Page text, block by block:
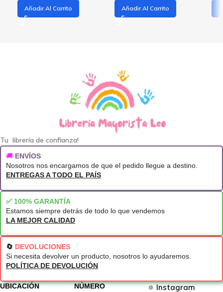
Añadir Al Carrito Añadir Al Carrito
Tu librería de confianza!
🚚 ENVÍOS
Nosotros nos encargamos de que el pedido llegue a destino.
ENTREGAS A TODO EL PAÍS
✅ 100% GARANTÍA
Estamos siempre detrás de todo lo que vendemos
LA MEJOR CALIDAD
🔄 DEVOLUCIONES
Si necesita devolver un producto, nosotros lo ayudaremos.
POLÍTICA DE DEVOLUCIÓN
UBICACIÓN
NÚMERO
Instagram